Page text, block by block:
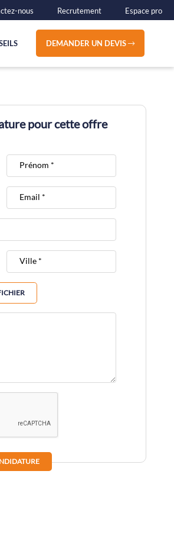
nous Recrutement Espace pro
DEMANDER UN DEVIS
pour cette offre
Prénom *
Email *
Ville *